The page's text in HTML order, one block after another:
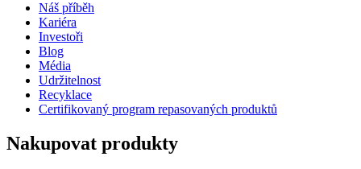
Náš příběh
Kariéra
Investoři
Blog
Média
Udržitelnost
Recyklace
Certifikovaný program repasovaných produktů
Nakupovat produkty